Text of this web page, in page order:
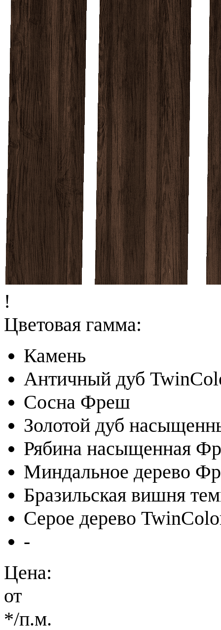
!
Цветовая гамма:
Камень
Античный дуб
Сосна Фреш
Золотой дуб
Рябина насыщенная
Миндальное дерево
Бразильская вишня
Серое дерево
-
Цена:
от
*/п.м.